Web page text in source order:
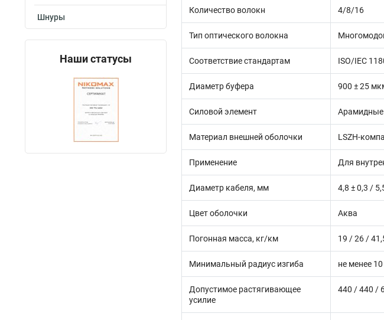
Шнуры
Наши статусы
Количество волокн 4/8/16
Тип оптического волокна
Соответствие стандартам ISO/IEC
Диаметр буфера 900 ± 25
Силовой элемент Арамидные
Материал внешней оболочки LSZH-
Применение Для
Диаметр кабеля, мм 4,8 ± 0,3 /
Цвет оболочки Аква
Погонная масса, кг/км 19 / 26 /
Минимальный радиус изгиба не менее
Допустимое растягивающее
усилие
440 / 440 /